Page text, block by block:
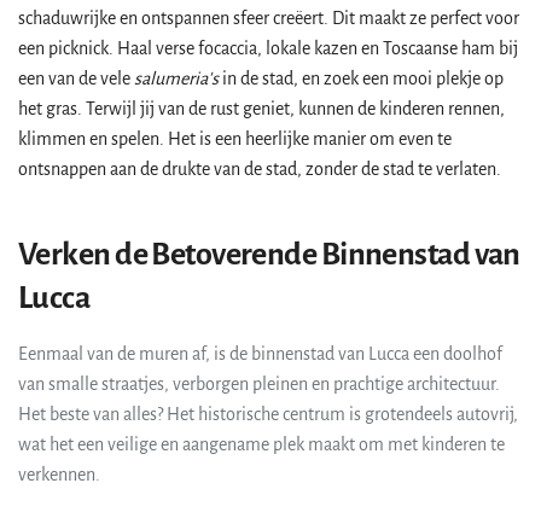
schaduwrijke en ontspannen sfeer creëert. Dit maakt ze perfect voor
een picknick. Haal verse focaccia, lokale kazen en Toscaanse ham bij
een van de vele salumeria'sin de stad, en zoek een mooi plekje op
het gras. Terwijl jij van de rust geniet, kunnen de kinderen rennen,
klimmen en spelen. Het is een heerlijke manier om even te
ontsnappen aan de drukte van de stad, zonder de stad te verlaten.
Verken de Betoverende Binnenstad van
Lucca
Eenmaal van de muren af, is de binnenstad van Lucca een doolhof
van smalle straatjes, verborgen pleinen en prachtige architectuur.
Het beste van alles? Het historische centrum is grotendeels autovrij,
wat het een veilige en aangename plek maakt om met kinderen te
verkennen.